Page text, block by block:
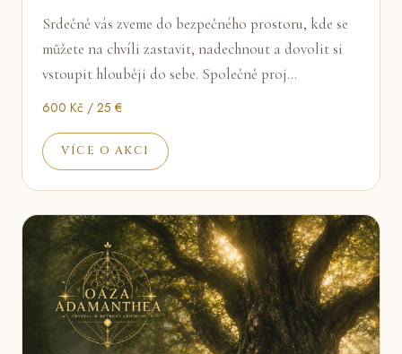
Srdečně vás zveme do bezpečného prostoru, kde se
můžete na chvíli zastavit, nadechnout a dovolit si
vstoupit hlouběji do sebe. Společně proj…
600 Kč / 25 €
VÍCE O AKCI